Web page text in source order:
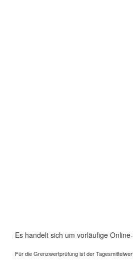
Es handelt sich um vorläufige
Für die Grenzwertprüfung ist der